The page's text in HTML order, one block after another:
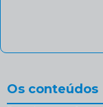
Os conteúdos